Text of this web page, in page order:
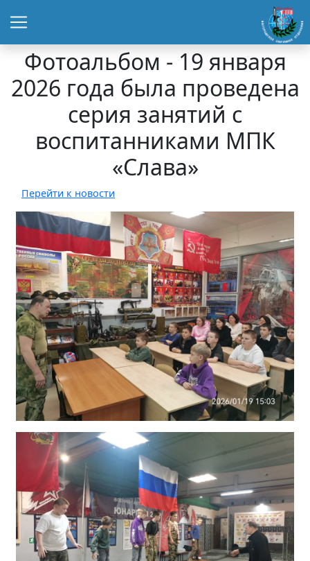
Фотоальбом - 19 января
2026 года была проведена
серия занятий с
воспитанниками МПК
«Слава»
Перейти к новости